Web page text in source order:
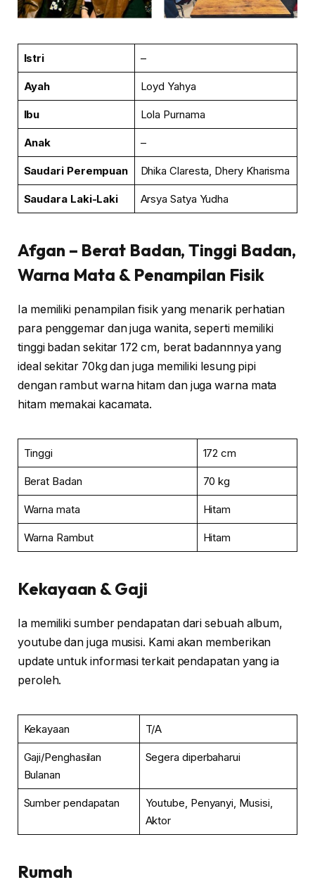
Istri –
Ayah Loyd Yahya
Ibu Lola Purnama
Anak –
Saudari Perempuan Dhika Claresta, Dhery Kharisma
Saudara Laki-Laki Arsya Satya Yudha
Afgan – Berat Badan, Tinggi Badan,
Warna Mata & Penampilan Fisik
Ia memiliki penampilan fisik yang menarik perhatian
para penggemar dan juga wanita, seperti memiliki
tinggi badan sekitar 172 cm, berat badannnya yang
ideal sekitar 70kg dan juga memiliki lesung pipi
dengan rambut warna hitam dan juga warna mata
hitam memakai kacamata.
Tinggi 172 cm
Berat Badan 70 kg
Warna mata Hitam
Warna Rambut Hitam
Kekayaan & Gaji
Ia memiliki sumber pendapatan dari sebuah album,
youtube dan juga musisi. Kami akan memberikan
update untuk informasi terkait pendapatan yang ia
peroleh.
Kekayaan T/A
Gaji/Penghasilan
Bulanan
Segera diperbaharui
Sumber pendapatan
Youtube, Penyanyi, Musisi,
Aktor
Rumah